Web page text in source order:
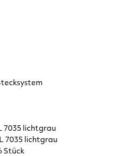
7035 lichtgrau
7035 lichtgrau
Stück